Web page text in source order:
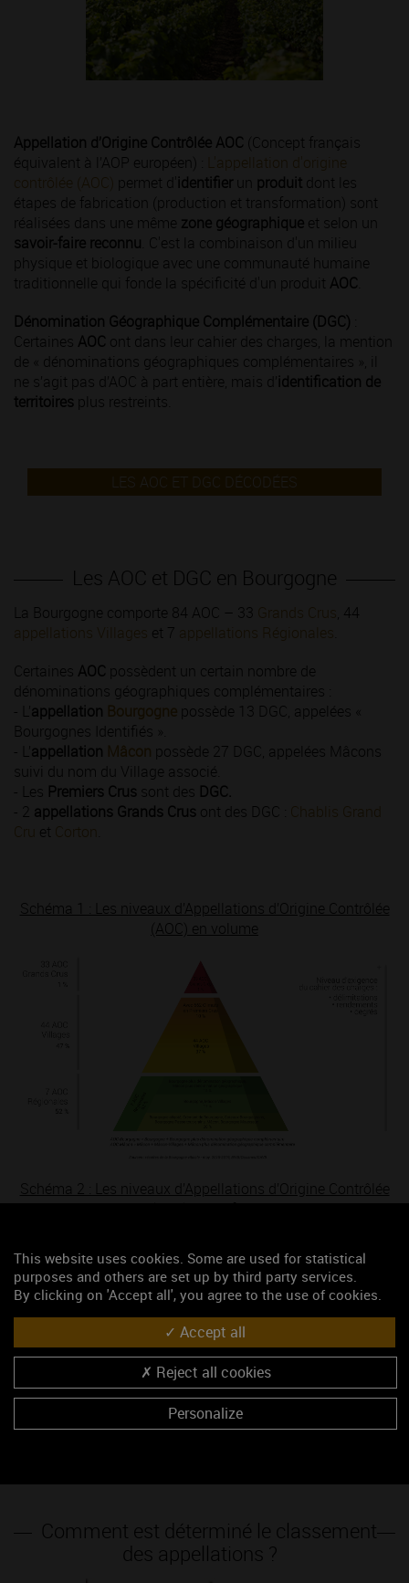
Appellation d’Origine Contrôlée AOC (Concept français
équivalent à l’AOP européen) : L'appellation d'origine
contrôlée (AOC)
permet d' identifier un produit dont les
étapes de fabrication (production et transformation) sont
réalisées dans une même zone géographique et selon un
savoir-faire reconnu . C'est la combinaison d'un milieu
physique et biologique avec une communauté humaine
traditionnelle qui fonde la spécificité d'un produit AOC
Dénomination Géographique Complémentaire (DGC)
Certaines AOC ont dans leur cahier des charges, la mention
de « dénominations géographiques complémentaires », il
ne s’agit pas d’AOC à part entière, mais d’ identification de
territoires plus restreints.
LES AOC ET DGC DÉCODÉES
Les AOC et DGC en Bourgogne
La Bourgogne comporte 84 AOC – 33 Grands Crus , 44
appellations Villages et 7 appellations Régionales
Certaines AOC possèdent un certain nombre de
dénominations géographiques complémentaires :
- L’appellation Bourgogne possède 13 DGC, appelées «
Bourgognes Identifiés ».
- L’appellation Mâcon possède 27 DGC, appelées Mâcons
suivi du nom du Village associé.
- Les Premiers Crus sont des DGC.
- 2 appellations Grands Crus ont des DGC : Chablis Grand
Cru et Corton
Schéma 1 : Les niveaux d’Appellations d’Origine Contrôlée
(AOC) en volume
Schéma 2 : Les niveaux d’Appellations d’Origine Contrôlée
(AOC) en surface
Comment est déterminé le classement
des appellations ?
This website uses cookies. Some are used for statistical
purposes and others are set up by third party services.
By clicking on 'Accept all', you agree to the use of cookies.
Accept all
Reject all cookies
Personalize